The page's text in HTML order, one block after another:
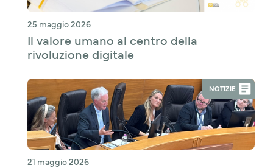
25 maggio 2026
Il valore umano al centro della
rivoluzione digitale
NOTIZIE
21 maggio 2026